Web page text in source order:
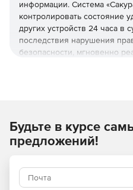
информации. Система
контролировать состояние
других устройств 24 часа в
последствия нарушения
безопасности, мгновенно
безопасности, он
единовременно и
«Сакуры» регулярно
безопасности, собирает
Будьте в курсе
предложений!